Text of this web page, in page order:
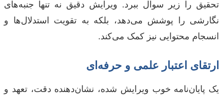
تحقیق را زیر سوال ببرد. ویرایش دقیق نه تنها جنبه‌های
نگارشی را پوشش می‌دهد، بلکه به تقویت استدلال‌ها و
انسجام محتوایی نیز کمک می‌کند.
ارتقای اعتبار علمی و حرفه‌ای
یک پایان‌نامه خوب ویرایش شده، نشان‌دهنده دقت، تعهد و